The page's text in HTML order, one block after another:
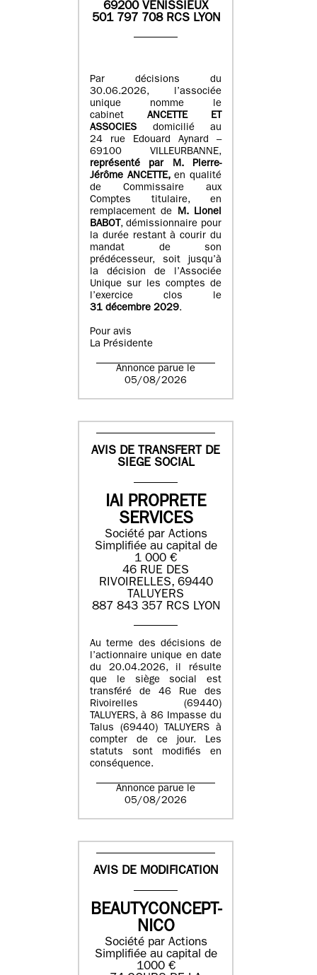
69200 VENISSIEUX
501 797 708 RCS LYON
Par décisions du
30.06.2026, l’associée
unique nomme le
cabinet ANCETTE ET
ASSOCIES
domicilié au
24 rue Edouard Aynard –
69100 VILLEURBANNE,
représenté par M.Pierre-
Jérôme ANCETTE, en qualité
de Commissaire aux
Comptes titulaire, en
remplacement de M.Lionel
BABOT, démissionnaire pour
la durée restant à courir du
mandat de son
prédécesseur, soit jusqu’à
la décision de l’Associée
Unique sur les comptes de
l’exercice clos le
31 décembre 2029.
Pour avis
La Présidente
Annonce parue le
05/08/2026
AVIS DE TRANSFERT DE
SIEGE SOCIAL
IAI PROPRETE
SERVICES
Société par Actions
Simplifiée au capital de
1 000 €
46 RUE DES
RIVOIRELLES, 69440
TALUYERS
887 843 357 RCS LYON
Au terme des décisions de
l’actionnaire unique en date
du 20.04.2026, il résulte
que le siège social est
transféré de 46 Rue des
Rivoirelles (69440)
TALUYERS, à 86 Impasse du
Talus (69440) TALUYERS à
compter de ce jour. Les
statuts sont modifiés en
conséquence.
Annonce parue le
05/08/2026
AVIS DE MODIFICATION
BEAUTYCONCEPT-
NICO
Société par Actions
Simplifiée au capital de
1000 €